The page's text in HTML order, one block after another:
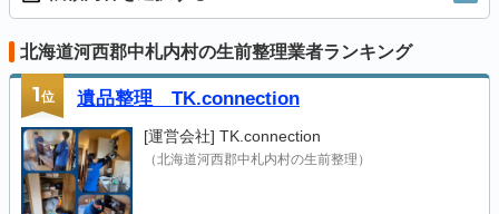
北海道河西郡中札内村の生前整理業者ランキング
1位 遺品整理 TK.connection
[運営会社] TK.connection
（北海道河西郡中札内村の生前整理）